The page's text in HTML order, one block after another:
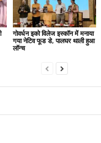
गोवर्धन इको विलेज इस्कॉन में मनाया
गया नेटिव फूड डे, पालघर थाली हुआ
लॉन्च